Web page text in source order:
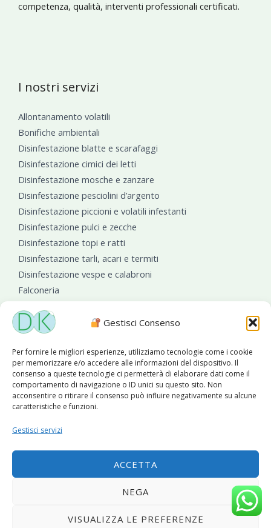
Gestisci Consenso
Per fornire le migliori esperienze, utilizziamo tecnologie come i cookie
per memorizzare e/o accedere alle informazioni del dispositivo. Il
consenso a queste tecnologie ci permetterà di elaborare dati come il
comportamento di navigazione o ID unici su questo sito. Non
acconsentire o ritirare il consenso può influire negativamente su alcune
caratteristiche e funzioni.
Gestisci servizi
ACCETTA
NEGA
VISUALIZZA LE PREFERENZE
competenza, qualità, interventi professionali certificati.
I nostri servizi
Allontanamento volatili
Bonifiche ambientali
Disinfestazione blatte e scarafaggi
Disinfestazione cimici dei letti
Disinfestazione mosche e zanzare
Disinfestazione pesciolini d’argento
Disinfestazione piccioni e volatili infestanti
Disinfestazione pulci e zecche
Disinfestazione topi e ratti
Disinfestazione tarli, acari e termiti
Disinfestazione vespe e calabroni
Falconeria
Copyright © 2026 Diseko Group Srls |
|Sito web
Privacy Policy| Cookie Policy